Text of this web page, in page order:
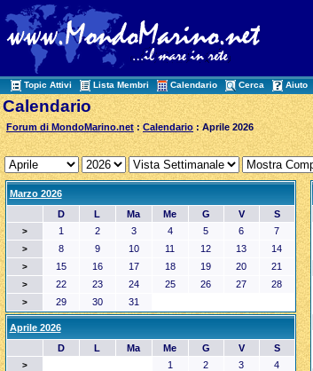
Topic Attivi Lista Membri Calendario Cerca Aiuto
Calendario
Forum di MondoMarino.net :Calendario : Aprile 2026
Marzo 2026
D
L Ma Me G V S
> 1 2 3 4 5 6 7
> 8 9 10 11 12 13 14
> 15 16 17 18 19 20 21
> 22 23 24 25 26 27 28
> 29 30 31
Aprile 2026
D
L Ma Me G V S
> 1 2 3 4